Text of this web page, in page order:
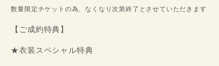
数量限定チケットの為、なくなり次第終了とさせていただきます
【ご成約特典】
★衣装スペシャル特典